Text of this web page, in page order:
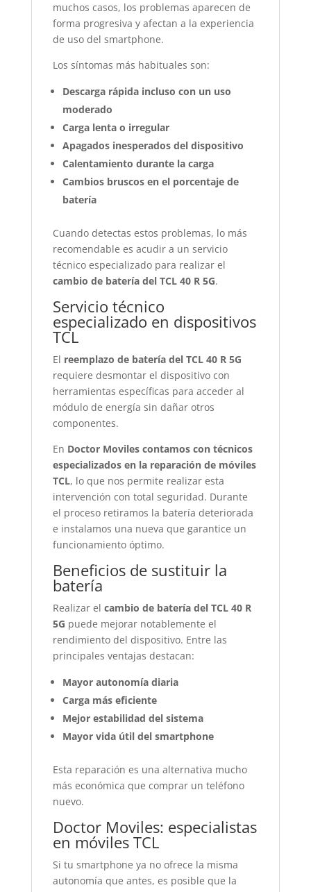
muchos casos, los problemas aparecen de
forma progresiva y afectan a la experiencia
de uso del smartphone.
Los síntomas más habituales son:
Descarga rápida incluso con un uso
moderado
Carga lenta o irregular
Apagados inesperados del dispositivo
Calentamiento durante la carga
Cambios bruscos en el porcentaje de
batería
Cuando detectas estos problemas, lo más
recomendable es acudir a un servicio
técnico especializado para realizar el
cambio de batería del TCL 40 R 5G.
Servicio técnico
especializado en dispositivos
TCL
El reemplazo de batería del TCL 40 R 5G
requiere desmontar el dispositivo con
herramientas específicas para acceder al
módulo de energía sin dañar otros
componentes.
En Doctor Moviles contamos con técnicos
especializados en la reparación de móviles
TCL, lo que nos permite realizar esta
intervención con total seguridad. Durante
el proceso retiramos la batería deteriorada
e instalamos una nueva que garantice un
funcionamiento óptimo.
Beneficios de sustituir la
batería
Realizar el cambio de batería del TCL 40 R
5G puede mejorar notablemente el
rendimiento del dispositivo. Entre las
principales ventajas destacan:
Mayor autonomía diaria
Carga más eficiente
Mejor estabilidad del sistema
Mayor vida útil del smartphone
Esta reparación es una alternativa mucho
más económica que comprar un teléfono
nuevo.
Doctor Moviles: especialistas
en móviles TCL
Si tu smartphone ya no ofrece la misma
autonomía que antes, es posible que la